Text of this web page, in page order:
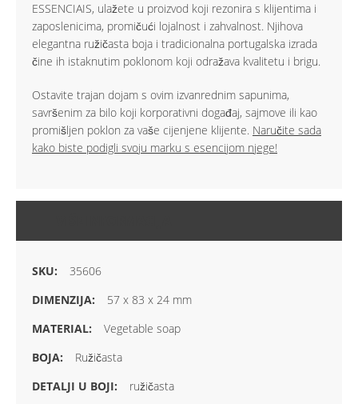
ESSENCIAIS, ulažete u proizvod koji rezonira s klijentima i
zaposlenicima, promičući lojalnost i zahvalnost. Njihova
elegantna ružičasta boja i tradicionalna portugalska izrada
čine ih istaknutim poklonom koji odražava kvalitetu i brigu.
Ostavite trajan dojam s ovim izvanrednim sapunima,
savršenim za bilo koji korporativni događaj, sajmove ili kao
promišljen poklon za vaše cijenjene klijente. Naručite sada
kako biste podigli svoju marku s esencijom njege!
35606
57 x 83 x 24 mm
Vegetable soap
Ružičasta
ružičasta